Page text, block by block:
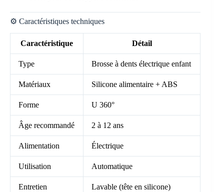
⚙️ Caractéristiques techniques
Caractéristique Détail
Type Brosse à dents électrique enfant
Matériaux Silicone alimentaire + ABS
Forme U 360°
Âge recommandé 2 à 12 ans
Alimentation Électrique
Utilisation Automatique
Entretien Lavable (tête en silicone)